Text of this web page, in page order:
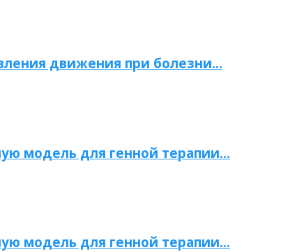
движения при болезни…
модель для генной терапии…
модель для генной терапии…